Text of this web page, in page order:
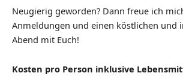
Neugierig geworden? Dann freue ich
Anmeldungen und einen köstlichen und
Abend mit Euch!
Kosten pro Person inklusive